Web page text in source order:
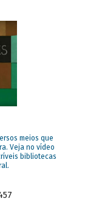
meios que
Veja no vídeo
bibliotecas